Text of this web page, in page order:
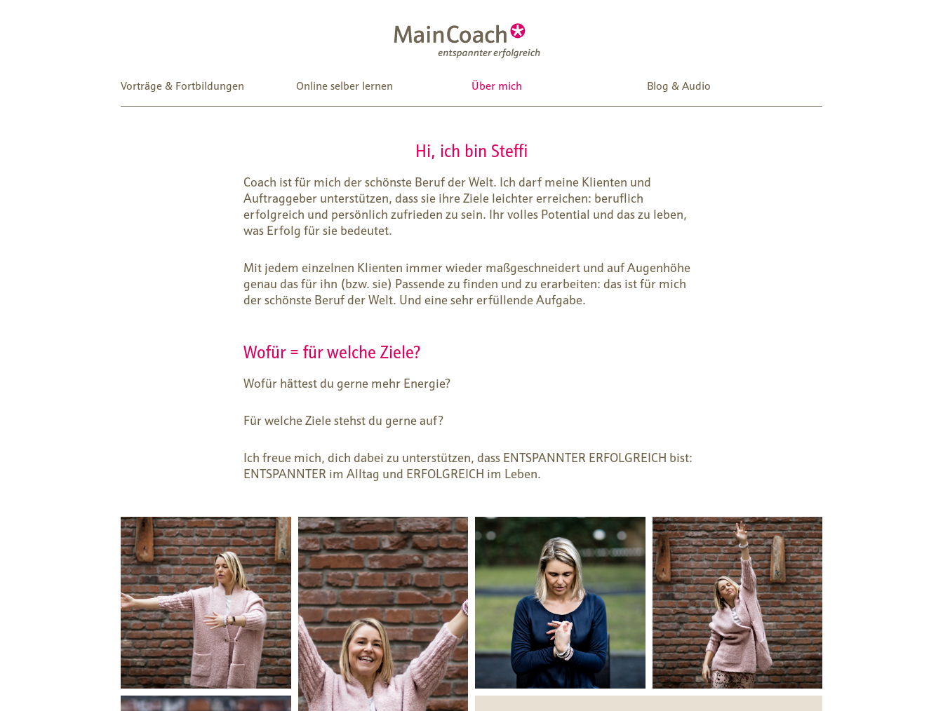
Vorträge & Fortbildungen Online selber lernen Über mich Blog & Audio
Hi, ich bin Steffi
Coach ist für mich der schönste Beruf der Welt. Ich darf meine Klienten und
Auftraggeber unterstützen, dass sie ihre Ziele leichter erreichen: beruflich
erfolgreich und persönlich zufrieden zu sein. Ihr volles Potential und das zu leben,
was Erfolg für sie bedeutet.
Mit jedem einzelnen Klienten immer wieder maßgeschneidert und auf Augenhöhe
genau das für ihn (bzw. sie) Passende zu finden und zu erarbeiten: das ist für mich
der schönste Beruf der Welt. Und eine sehr erfüllende Aufgabe.
Wofür = für welche Ziele?
Wofür hättest du gerne mehr Energie?
Für welche Ziele stehst du gerne auf?
Ich freue mich, dich dabei zu unterstützen, dass ENTSPANNTER ERFOLGREICH bist:
ENTSPANNTER im Alltag und ERFOLGREICH im Leben.